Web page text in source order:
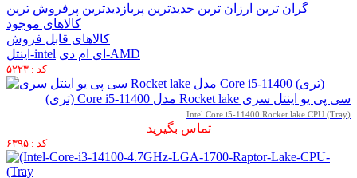
گران ترین ارزان ترین جدیدترین پربازدیدترین پرفروش ترین
کالاهای موجود
کالاهای قابل فروش
اینتل-intel
ای ام دی-AMD
کد : ۵۲۲۳
سی پی یو اینتل سری Rocket lake مدل Core i5-11400 (تری)
Intel Core i5-11400 Rocket lake CPU (Tray)
تماس بگیرید
کد : ۶۳۹۵